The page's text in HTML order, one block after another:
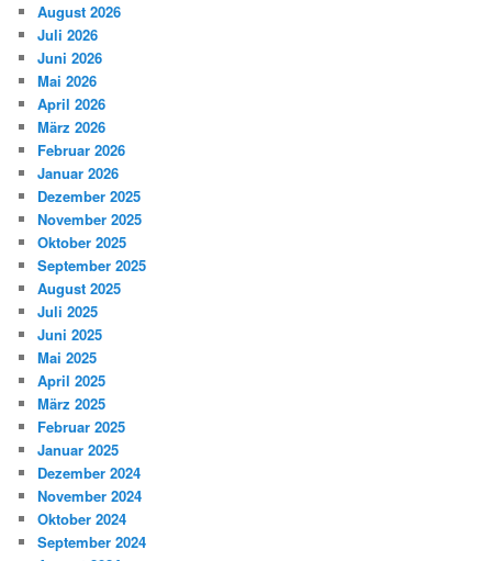
August 2026
Juli 2026
Juni 2026
Mai 2026
April 2026
März 2026
Februar 2026
Januar 2026
Dezember 2025
November 2025
Oktober 2025
September 2025
August 2025
Juli 2025
Juni 2025
Mai 2025
April 2025
März 2025
Februar 2025
Januar 2025
Dezember 2024
November 2024
Oktober 2024
September 2024